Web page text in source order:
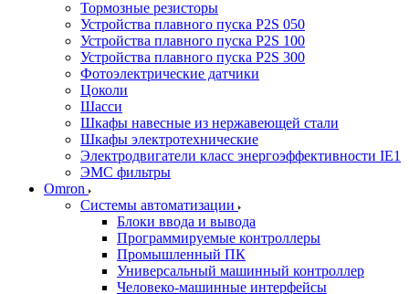
Тормозные резисторы
Устройства плавного пуска P2S 050
Устройства плавного пуска P2S 100
Устройства плавного пуска P2S 300
Фотоэлектрические датчики
Цоколи
Шасси
Шкафы навесные из нержавеющей стали
Шкафы электротехнические
Электродвигатели класс энергоэффективности IE1
ЭМС фильтры
Omron
Системы автоматизации
Блоки ввода и вывода
Программируемые контроллеры
Промышленный ПК
Универсальный машинный контроллер
Человеко-машинные интерфейсы